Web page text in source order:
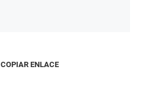
COPIAR ENLACE